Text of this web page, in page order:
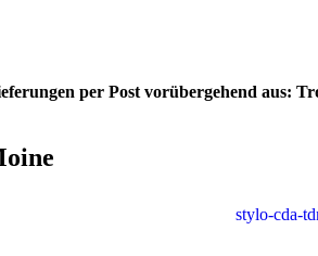
per Post vorübergehend